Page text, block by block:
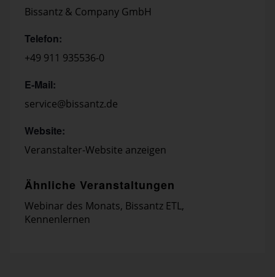
Bissantz & Company GmbH
Telefon:
+49 911 935536-0
E-Mail:
service@bissantz.de
Website:
Veranstalter-Website anzeigen
Ähnliche Veranstaltungen
Webinar des Monats, Bissantz ETL,
Kennenlernen